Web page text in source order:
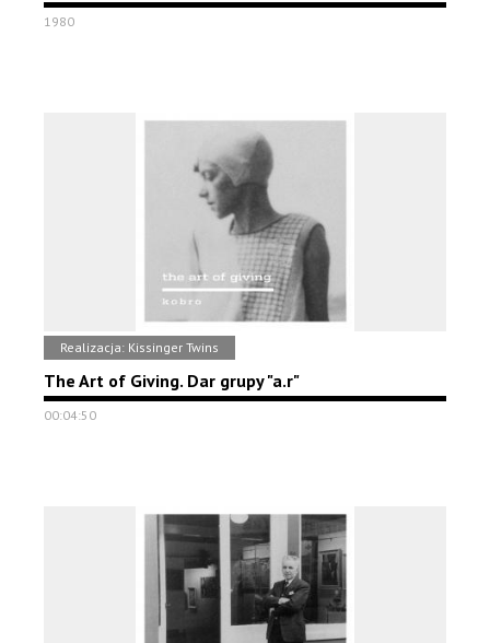
1980
Realizacja: Kissinger Twins
The Art of Giving. Dar grupy "a.r"
00:04:50